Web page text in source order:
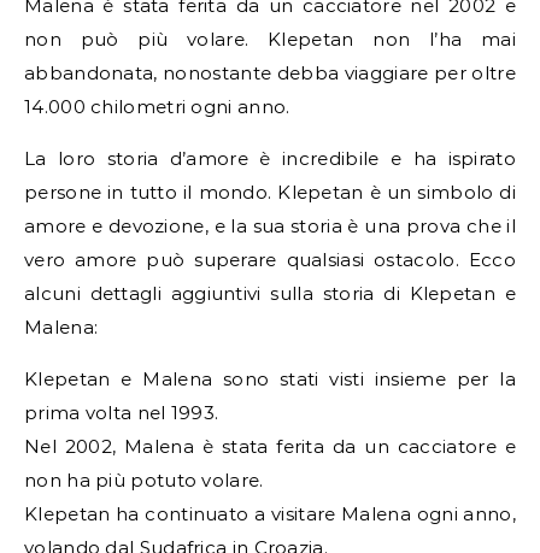
Malena è stata ferita da un cacciatore nel 2002 e
non può più volare. Klepetan non l’ha mai
abbandonata, nonostante debba viaggiare per oltre
14.000 chilometri ogni anno.
La loro storia d’amore è incredibile e ha ispirato
persone in tutto il mondo. Klepetan è un simbolo di
amore e devozione, e la sua storia è una prova che il
vero amore può superare qualsiasi ostacolo. Ecco
alcuni dettagli aggiuntivi sulla storia di Klepetan e
Malena:
Klepetan e Malena sono stati visti insieme per la
prima volta nel 1993.
Nel 2002, Malena è stata ferita da un cacciatore e
non ha più potuto volare.
Klepetan ha continuato a visitare Malena ogni anno,
volando dal Sudafrica in Croazia.